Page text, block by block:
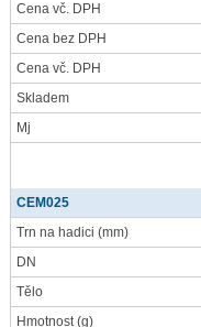
Cena vč. DPH
Cena bez DPH
Cena vč. DPH
Skladem
Mj
CEM025
Trn na hadici (mm)
DN
Tělo
Hmotnost(g)